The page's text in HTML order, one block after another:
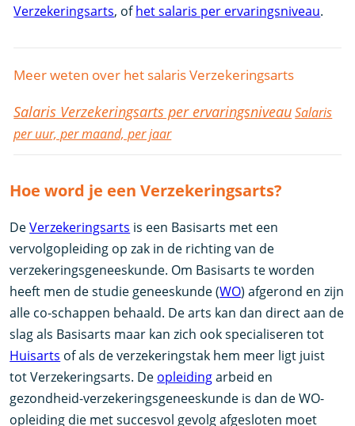
Verzekeringsarts, ofhet salaris per ervaringsniveau.
Meer weten over het salaris Verzekeringsarts
Salaris Verzekeringsarts per ervaringsniveauSalaris
per uur, per maand, per jaar
Hoe word je een Verzekeringsarts?
DeVerzekeringsarts is een Basisarts met een
vervolgopleiding op zak in de richting van de
verzekeringsgeneeskunde. Om Basisarts te worden
heeft men de studie geneeskunde (WO) afgerond en zijn
alle co-schappen behaald. De arts kan dan direct aan de
slag als Basisarts maar kan zich ook specialiseren tot
Huisarts of als de verzekeringstak hem meer ligt juist
tot Verzekeringsarts. De opleidingarbeid en
gezondheid-verzekeringsgeneeskunde is dan de WO-
opleiding die met succesvol gevolg afgesloten moet